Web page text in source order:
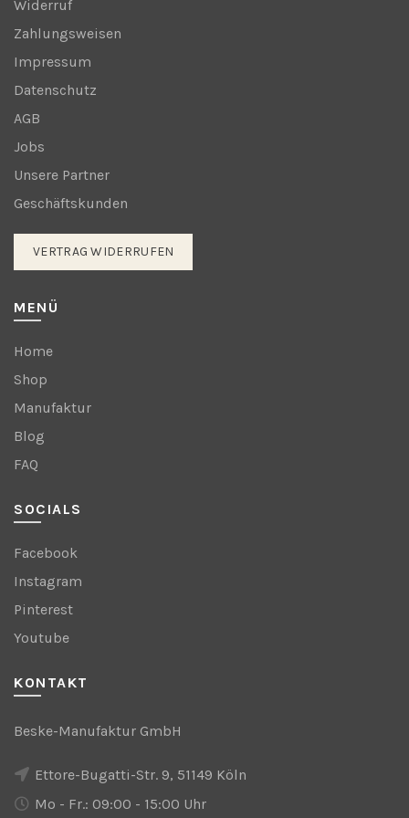
Widerruf
Zahlungsweisen
Impressum
Datenschutz
AGB
Jobs
Unsere Partner
Geschäftskunden
VERTRAG WIDERRUFEN
MENÜ
Home
Shop
Manufaktur
Blog
FAQ
SOCIALS
Facebook
Instagram
Pinterest
Youtube
KONTAKT
Beske-Manufaktur GmbH
Ettore-Bugatti-Str. 9, 51149 Köln
Mo - Fr.: 09:00 - 15:00 Uhr